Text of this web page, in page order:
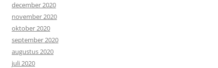
december 2020
november 2020
oktober 2020
september 2020
augustus 2020
juli 2020